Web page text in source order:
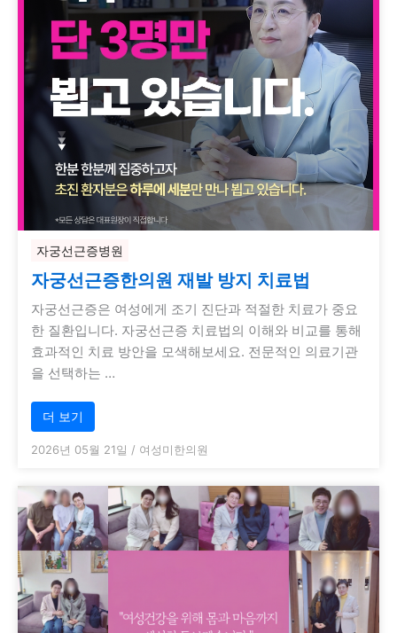
자궁선근증병원
자궁선근증한의원 재발 방지 치료법
자궁선근증은 여성에게 조기 진단과 적절한 치료가 중요
한 질환입니다. 자궁선근증 치료법의 이해와 비교를 통해
효과적인 치료 방안을 모색해보세요. 전문적인 의료기관
을 선택하는 …
더 보기
2026년 05월 21일 / 여성미한의원